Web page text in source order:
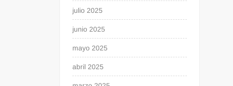
julio 2025
junio 2025
mayo 2025
abril 2025